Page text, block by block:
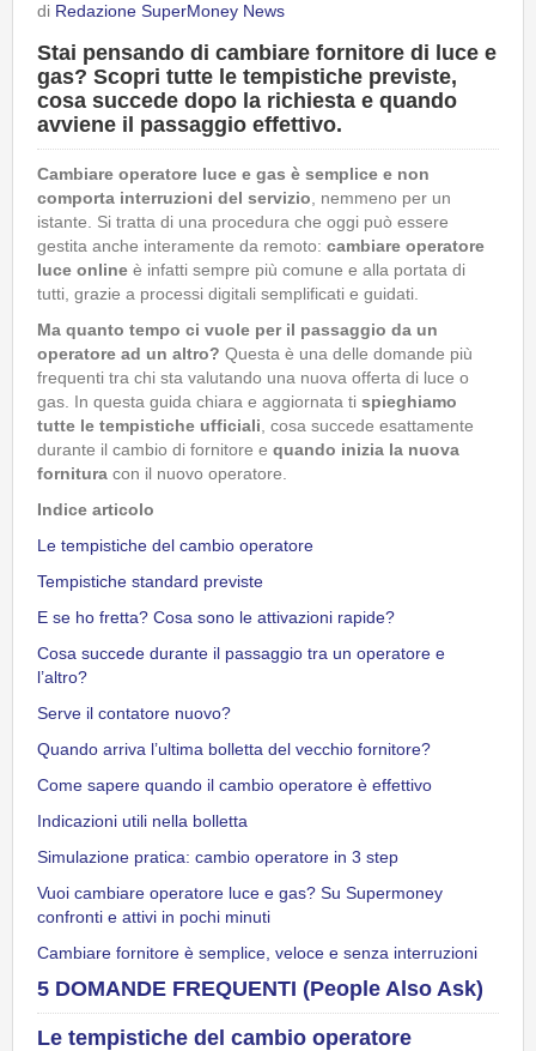
di Redazione SuperMoney News
Stai pensando di cambiare fornitore di luce e
gas? Scopri tutte le tempistiche previste,
cosa succede dopo la richiesta e quando
avviene il passaggio effettivo.
Cambiare operatore luce e gas è semplice e non
comporta interruzioni del servizio , nemmeno per un
istante. Si tratta di una procedura che oggi può essere
gestita anche interamente da remoto: cambiare operatore
luce online è infatti sempre più comune e alla portata di
tutti, grazie a processi digitali semplificati e guidati.
Ma quanto tempo ci vuole per il passaggio da un
operatore ad un altro? Questa è una delle domande più
frequenti tra chi sta valutando una nuova offerta di luce o
gas. In questa guida chiara e aggiornata ti spieghiamo
tutte le tempistiche ufficiali , cosa succede esattamente
durante il cambio di fornitore e quando inizia la nuova
fornitura con il nuovo operatore.
Indice articolo
Le tempistiche del cambio operatore
Tempistiche standard previste
E se ho fretta? Cosa sono le attivazioni rapide?
Cosa succede durante il passaggio tra un operatore e
l’altro?
Serve il contatore nuovo?
Quando arriva l’ultima bolletta del vecchio fornitore?
Come sapere quando il cambio operatore è effettivo
Indicazioni utili nella bolletta
Simulazione pratica: cambio operatore in 3 step
Vuoi cambiare operatore luce e gas? Su Supermoney
confronti e attivi in pochi minuti
Cambiare fornitore è semplice, veloce e senza interruzioni
5 DOMANDE FREQUENTI (People Also Ask)
Le tempistiche del cambio operatore